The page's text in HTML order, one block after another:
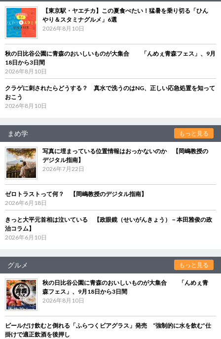
【東京駅・ヤエチカ】この夏食べたい！猛暑を乗り切る「ひん
やり＆スタミナグルメ」6選
2026年8月10日
秋の日比谷公園に青森のおいしいものが大集合 「んめぇ青森フェス」、9月
18日から3日間
2026年8月10日
クラゲに刺されたらどうする？ 真水で洗うのはNG、正しい応急処置を知って
おこう
2026年8月10日
まめ学 もっと見る
写真に埋まっている位置情報はおっかないのか 【岡嶋教授の
デジタル指南】
2026年7月22日
ゼロトラストって何？ 【岡嶋教授のデジタル指南】
2026年6月18日
きっと大平元首相は泣いている 【政眼鏡（せいがんきょう）－本田雅俊の政
治コラム】
2026年6月10日
グルメ もっと見る
秋の日比谷公園に青森のおいしいものが大集合 「んめぇ青
森フェス」、9月18日から3日間
2026年8月10日
ビールだけ飲むと倒れる「ふらつくビアグラス」発売 “強制的に水を飲む”仕
掛けで適正飲酒を後押し